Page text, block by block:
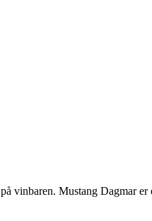
vinbaren. Mustang Dagmar er